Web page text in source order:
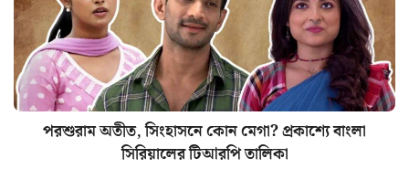
পরশুরাম অতীত, সিংহাসনে কোন মেগা? প্রকাশ্যে বাংলা
সিরিয়ালের টিআরপি তালিকা